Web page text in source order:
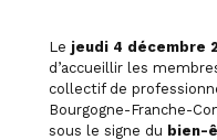
Le jeudi 4 décembre
d’accueillir les
collectif de
Bourgogne-Franche-
sous le signe du bien-